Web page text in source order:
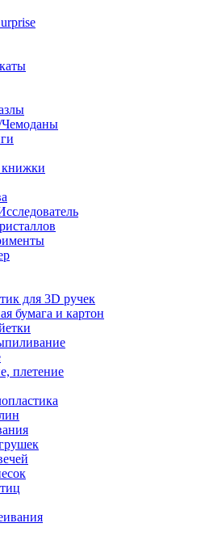
книжки
для 3D ручек
бумага и картон
плетение